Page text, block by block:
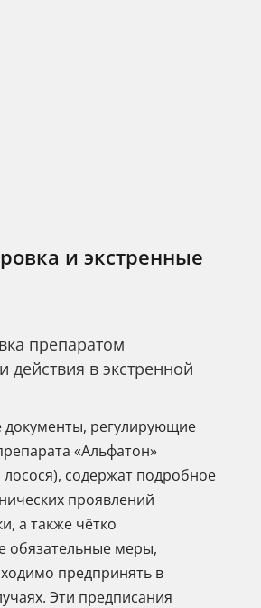
и экстренные
препаратом
действия в экстренной
регулирующие
«Альфатон»
содержат подробное
проявлений
а также чётко
обязательные меры,
предпринять в
Эти предписания